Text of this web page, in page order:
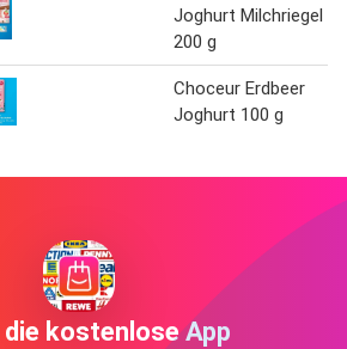
Joghurt Milchriegel
200 g
Choceur Erdbeer
Joghurt 100 g
die kostenlose App